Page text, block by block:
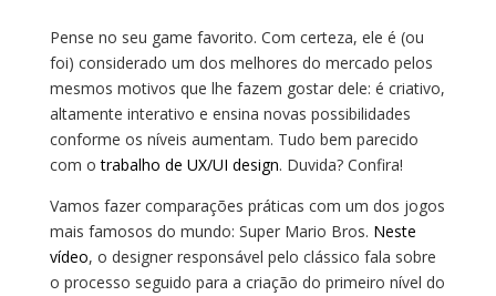
Pense no seu game favorito. Com certeza, ele é (ou
foi) considerado um dos melhores do mercado pelos
mesmos motivos que lhe fazem gostar dele: é criativo,
altamente interativo e ensina novas possibilidades
conforme os níveis aumentam. Tudo bem parecido
com otrabalho de UX/UI design. Duvida? Confira!
Vamos fazer comparações práticas com um dos jogos
mais famosos do mundo: Super Mario Bros. Neste
vídeo, o designer responsável pelo clássico fala sobre
o processo seguido para a criação do primeiro nível do